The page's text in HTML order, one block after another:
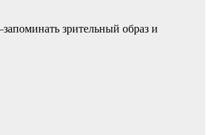
зрительный образ и